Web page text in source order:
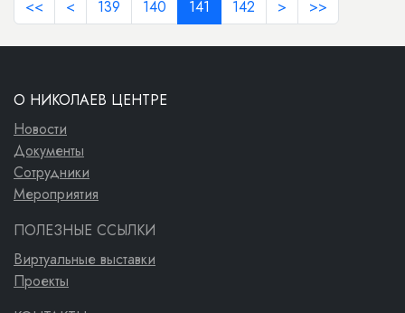
<< < 139 140 141 142 > >>
О НИКОЛАЕВ ЦЕНТРЕ
Новости
Документы
Сотрудники
Мероприятия
ПОЛЕЗНЫЕ ССЫЛКИ
Виртуальные выставки
Проекты